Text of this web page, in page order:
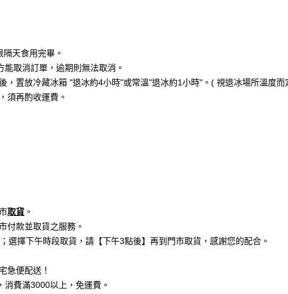
天食用完畢。
取消訂單，逾期則無法取消。
置放冷藏冰箱 "退冰約4小時"或常溫"退冰約1小時"。( 視退冰場所溫度而
須再酌收運費。
取貨 。
付款並取貨之服務。
擇下午時段取貨，請【下午3點後】再到門市取貨，感謝您的配合。
急便配送！
費滿3000以上，免運費。